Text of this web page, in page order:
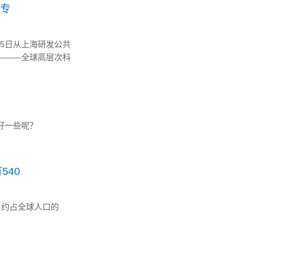
日从上海研发公共
———全球高层次科
技专家，入选专
些呢？
540
占全球人口的